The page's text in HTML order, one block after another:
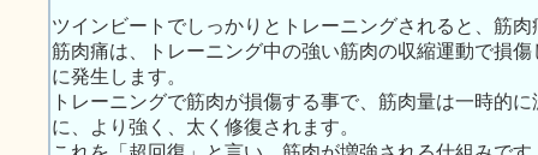
ツインビートでしっかりとトレーニングされると、筋肉
筋肉痛は、トレーニング中の強い筋肉の収縮運動で損
に発生します。
トレーニングで筋肉が損傷する事で、筋肉量は一時的
に、より強く、太く修復されます。